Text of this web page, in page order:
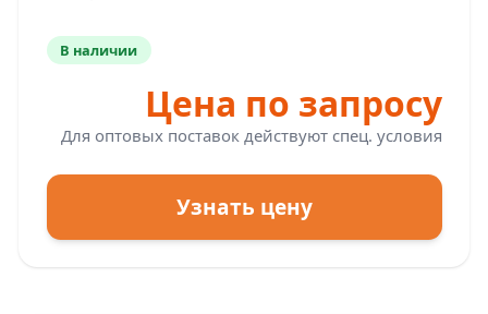
В наличии
Цена по запросу
Для оптовых поставок действуют спец. условия
Узнать цену